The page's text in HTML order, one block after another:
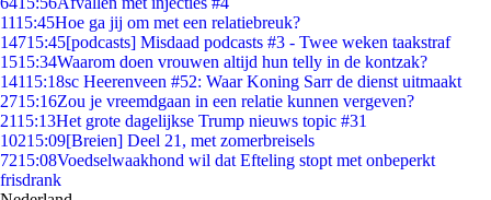
1115:45Hoe ga jij om met een relatiebreuk?
14715:45[podcasts] Misdaad podcasts #3 - Twee weken taakstraf
1515:34Waarom doen vrouwen altijd hun telly in de kontzak?
14115:18sc Heerenveen #52: Waar Koning Sarr de dienst uitmaakt
2715:16Zou je vreemdgaan in een relatie kunnen vergeven?
2115:13Het grote dagelijkse Trump nieuws topic #31
10215:09[Breien] Deel 21, met zomerbreisels
7215:08Voedselwaakhond wil dat Efteling stopt met onbeperkt
frisdrank